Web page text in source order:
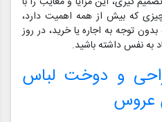
که بیش از همه اهمیت دارد،
توجه به اجاره یا خرید، در روز
به نفس داشته باشید.
و دوخت لباس
عروس